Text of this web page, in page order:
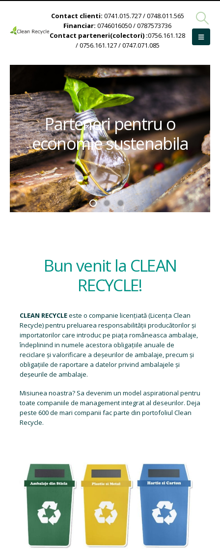
Contact clienti: 0741.015.727 / 0748.011.565
Financiar: 0746016050 / 0787573736
Contact parteneri(colectori) :0756.161.128
/ 0756.161.127 / 0747.071.085
Parteneri pentru o
economie sustenabila
Bun venit la CLEAN
RECYCLE!
CLEAN RECYCLEeste o companie licențiată (Licența Clean
Recycle) pentru preluarea responsabilității producătorilor și
importatorilor care introduc pe piața româneasca ambalaje,
îndeplinind in numele acestora obligațiile anuale de
reciclare și valorificare a deșeurilor de ambalaje, precum și
obligațiile de raportare a datelor privind ambalajele și
deșeurile de ambalaje.
Misiunea noastra? Sa devenim un model aspirational pentru
toate companiile de management integrat al deseurilor. Deja
peste 600 de mari companii fac parte din portofoliul Clean
Recycle.